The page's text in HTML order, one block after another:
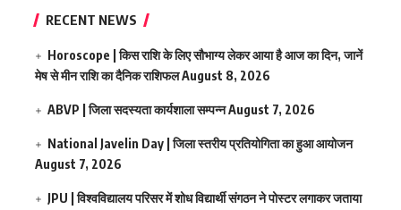
RECENT NEWS
Horoscope | किस राशि के लिए सौभाग्य लेकर आया है आज का दिन, जानें
मेष से मीन राशि का दैनिक राशिफलAugust 8, 2026
ABVP | जिला सदस्यता कार्यशाला सम्पन्नAugust 7, 2026
National Javelin Day | जिला स्तरीय प्रतियोगिता का हुआ आयोजन
August 7, 2026
JPU | विश्वविद्यालय परिसर में शोध विद्यार्थी संगठन ने पोस्टर लगाकर जताया